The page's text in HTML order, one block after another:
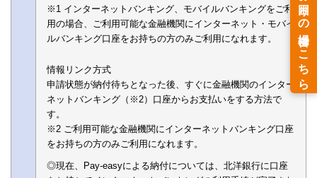
※1 インターネットバンキング、モバイルバンキングをご利
用の場合、ご利用可能な金融機関にインターネット・モバイ
ルバンキング口座をお持ちの方のみご利用になれます。
情報リンク方式
申請状態が納付待ちとなった後、すぐに金融機関のインター
ネットバンキング（※2）口座からお支払いをする方法で
す。
※2 ご利用可能な金融機関にインターネットバンキング口座
をお持ちの方のみご利用になれます。
◎現在、Pay-easyによる納付については、北洋銀行に口座